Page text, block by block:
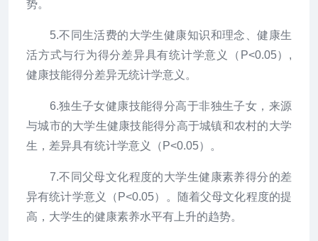
势。
5.不同生活费的大学生健康知识和理念、健康生
活方式与行为得分差异具有统计学意义（P<0.05）,
健康技能得分差异无统计学意义。
6.独生子女健康技能得分高于非独生子女，来源
与城市的大学生健康技能得分高于城镇和农村的大学
生，差异具有统计学意义（P<0.05）。
7.不同父母文化程度的大学生健康素养得分的差
异有统计学意义（P<0.05）。随着父母文化程度的提
高，大学生的健康素养水平有上升的趋势。